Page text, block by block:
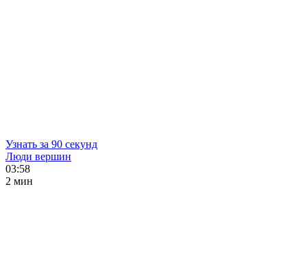
Узнать за 90 секунд
Люди вершин
03:58
2 мин